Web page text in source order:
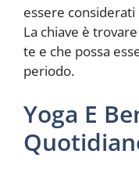
essere
La chiave è
te e che possa
periodo.
Yoga E